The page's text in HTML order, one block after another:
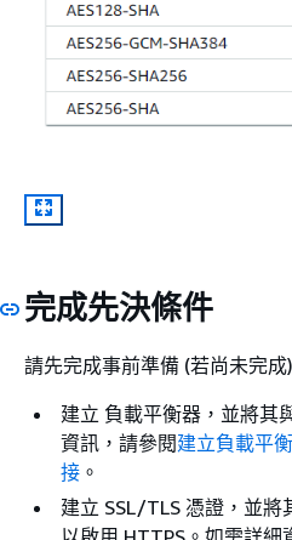
完成先決條件
請先完成事前準備 (若尚未完成)
建立 負載平衡器，並將其
資訊，請參閱建立負載平
接 。
建立 SSL/TLS 憑證，並將